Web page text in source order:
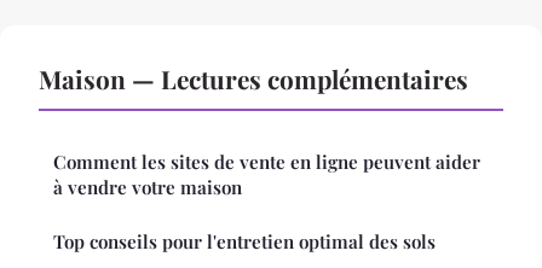
Maison — Lectures complémentaires
Comment les sites de vente en ligne peuvent aider
à vendre votre maison
Top conseils pour l'entretien optimal des sols